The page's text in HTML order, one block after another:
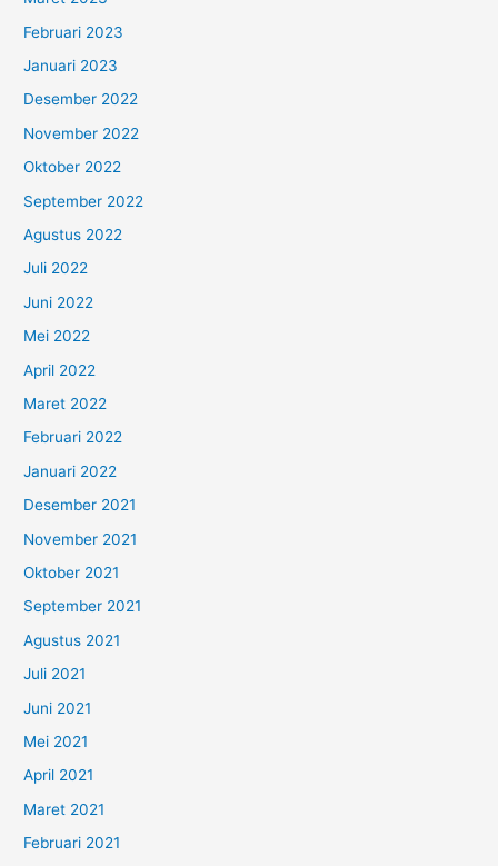
Februari 2023
Januari 2023
Desember 2022
November 2022
Oktober 2022
September 2022
Agustus 2022
Juli 2022
Juni 2022
Mei 2022
April 2022
Maret 2022
Februari 2022
Januari 2022
Desember 2021
November 2021
Oktober 2021
September 2021
Agustus 2021
Juli 2021
Juni 2021
Mei 2021
April 2021
Maret 2021
Februari 2021